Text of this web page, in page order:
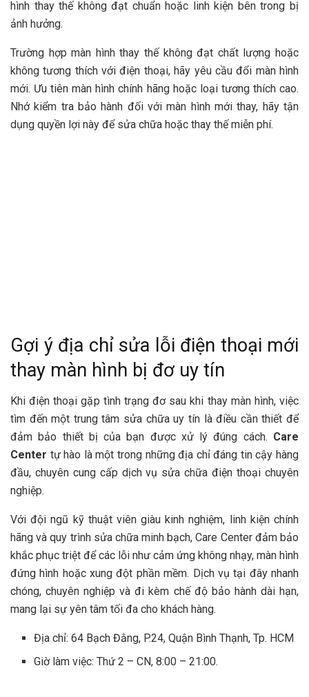
hình thay thế không đạt chuẩn hoặc linh kiện bên trong bị
ảnh hưởng.
Trường hợp màn hình thay thế không đạt chất lượng hoặc
không tương thích với điện thoại, hãy yêu cầu đổi màn hình
mới. Ưu tiên màn hình chính hãng hoặc loại tương thích cao.
Nhớ kiểm tra bảo hành đối với màn hình mới thay, hãy tận
dụng quyền lợi này để sửa chữa hoặc thay thế miễn phí.
Gợi ý địa chỉ sửa lỗi điện thoại mới
thay màn hình bị đơ uy tín
Khi điện thoại gặp tình trạng đơ sau khi thay màn hình, việc
tìm đến một trung tâm sửa chữa uy tín là điều cần thiết để
đảm bảo thiết bị của bạn được xử lý đúng cách. Care
Center tự hào là một trong những địa chỉ đáng tin cậy hàng
đầu, chuyên cung cấp dịch vụ sửa chữa điện thoại chuyên
nghiệp.
Với đội ngũ kỹ thuật viên giàu kinh nghiệm, linh kiện chính
hãng và quy trình sửa chữa minh bạch, Care Center đảm bảo
khắc phục triệt để các lỗi như cảm ứng không nhạy, màn hình
đứng hình hoặc xung đột phần mềm. Dịch vụ tại đây nhanh
chóng, chuyên nghiệp và đi kèm chế độ bảo hành dài hạn,
mang lại sự yên tâm tối đa cho khách hàng.
Địa chỉ: 64 Bạch Đằng, P.24, Quận Bình Thạnh, Tp. HCM
Giờ làm việc: Thứ 2 – CN, 8:00 – 21:00.